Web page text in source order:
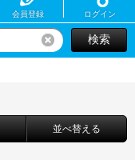
会員登録 ログイン
リセット検索
並べ替える